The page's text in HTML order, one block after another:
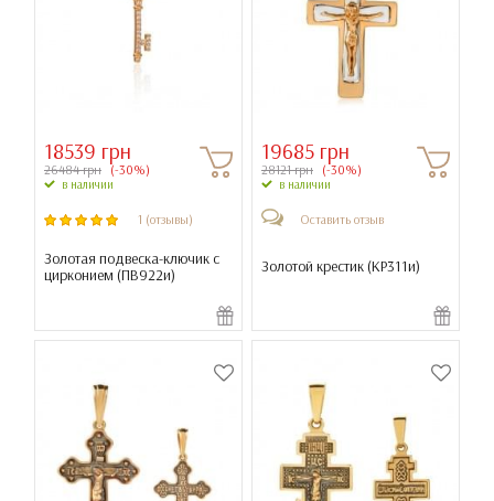
18539 грн
26484 грн (-30%)
в наличии
1 (отзывы)
Золотая подвеска-ключик с
цирконием (ПВ922и)
19685 грн
28121 грн (-30%)
в наличии
Оставить отзыв
Золотой крестик (КР311и)